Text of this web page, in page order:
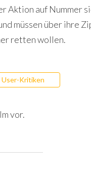
auf Nummer
müssen über ihre
retten wollen.
User-Kritiken
vor.